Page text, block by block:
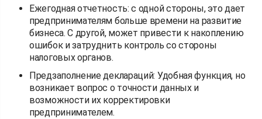
Ежегодная отчетность: с одной стороны, это дает
предпринимателям больше времени на развитие
бизнеса. С другой, может привести к накоплению
ошибок и затруднить контроль со стороны
налоговых органов.
Предзаполнение деклараций: Удобная функция, но
возникает вопрос о точности данных и
возможности их корректировки
предпринимателем.